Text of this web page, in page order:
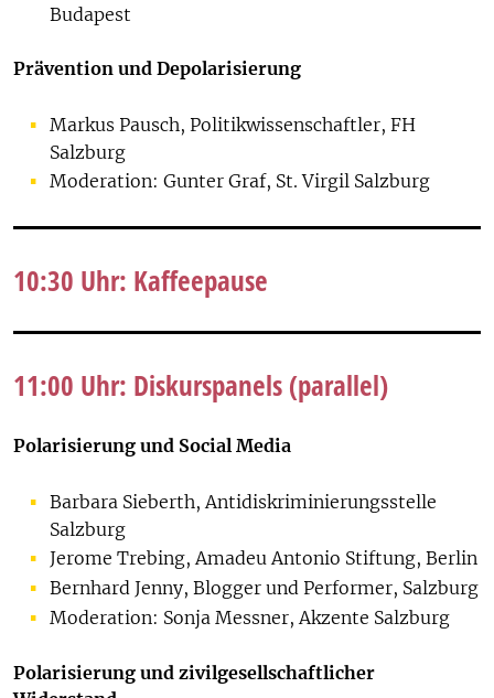
Budapest
Prävention und Depolarisierung
Markus Pausch, Politikwissenschaftler, FH
Salzburg
Moderation: Gunter Graf, St. Virgil Salzburg
10:30 Uhr: Kaffeepause
11:00 Uhr: Diskurspanels (parallel)
Polarisierung und Social Media
Barbara Sieberth, Antidiskriminierungsstelle
Salzburg
Jerome Trebing, Amadeu Antonio Stiftung, Berlin
Bernhard Jenny, Blogger und Performer, Salzburg
Moderation: Sonja Messner, Akzente Salzburg
Polarisierung und zivilgesellschaftlicher